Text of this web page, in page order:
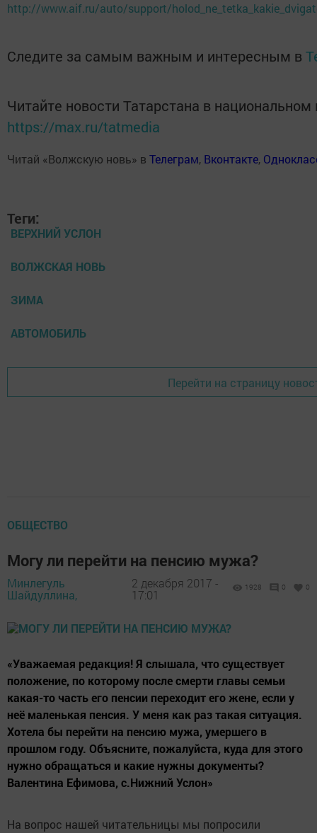
http://www.aif.ru/auto/support/
Следите за самым важным и интересным в
Читайте новости Татарстана в
https://max.ru/tatmedia
Читай «Волжскую новь» в Телеграм, Вконтакте,
Теги:
ВЕРХНИЙ УСЛОН
ВОЛЖСКАЯ НОВЬ
ЗИМА
АВТОМОБИЛЬ
Перейти на страницу
ОБЩЕСТВО
Могу ли перейти на пенсию мужа?
Минлегуль
Шайдуллина,
2 декабря 2017 -
17:01
1928 0 0
«Уважаемая редакция! Я слышала, что существует
положение, по которому после смерти главы семьи
какая-то часть его пенсии переходит его жене, если у
неё маленькая пенсия. У меня как раз такая ситуация.
Хотела бы перейти на пенсию мужа, умершего в
прошлом году. Объясните, пожалуйста, куда для этого
нужно обращаться и какие нужны документы?
Валентина Ефимова, с.Нижний Услон»
На вопрос нашей читательницы мы попросили